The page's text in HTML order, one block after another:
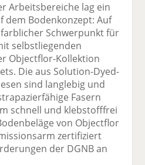
Arbeitsbereiche lag ein
dem Bodenkonzept: Auf
Schwerpunkt für
selbstliegenden
Objectflor-Kollektion
Die aus Solution-Dyed-
sind langlebig und
Fasern
schnell und klebstofffrei
von Objectflor
zertifiziert
der DGNB an